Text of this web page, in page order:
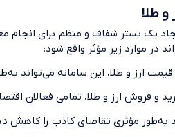
و طلا
یک بستر شفاف و منظم برای
در موارد زیر مؤثر واقع شود:
ارز و طلا، این سامانه می‌تواند
و فروش ارز و طلا، تمامی فعالان
به‌طور مؤثری تقاضای کاذب را کاهش